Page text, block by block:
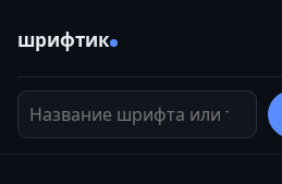
шрифтик
Название шрифта или тег